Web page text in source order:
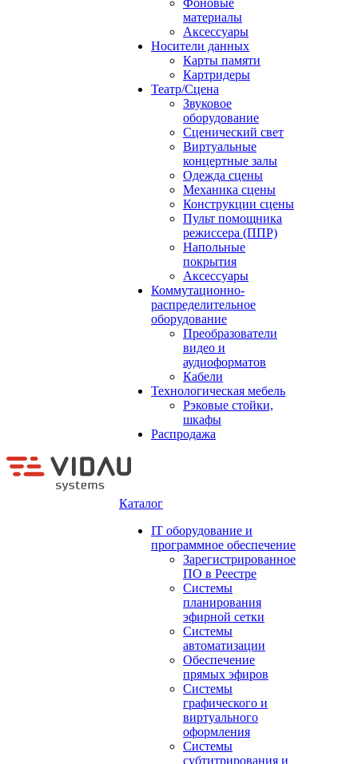
Фоновые
материалы
Аксессуары
Носители данных
Карты памяти
Картридеры
Театр/Сцена
Звуковое
оборудование
Сценический свет
Виртуальные
концертные залы
Одежда сцены
Механика сцены
Конструкции сцены
Пульт помощника
режиссера (ППР)
Напольные
покрытия
Аксессуары
Коммутационно-
распределительное
оборудование
Преобразователи
видео и
аудиоформатов
Кабели
Технологическая мебель
Рэковые стойки,
шкафы
Распродажа
Каталог
IT оборудование и
программное обеспечение
Зарегистрированное
ПО в Реестре
Системы
планирования
эфирной сетки
Системы
автоматизации
Обеспечение
прямых эфиров
Системы
графического и
виртуального
оформления
Системы
субтитрирования и